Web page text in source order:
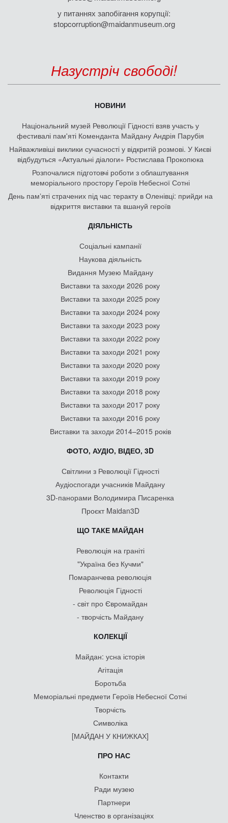
у питаннях запобігання корупції:
stopcorruption@maidanmuseum.org
Назустріч свободі!
НОВИНИ
Національний музей Революції Гідності взяв участь у
фестивалі пам'яті Коменданта Майдану Андрія Парубія
Найважливіші виклики сучасності у відкритій розмові. У Києві
відбудуться «Актуальні діалоги» Ростислава Прокопюка
Розпочалися підготовчі роботи з облаштування
меморіального простору Героїв Небесної Сотні
День памʼяті страчених під час теракту в Оленівці: прийди на
відкриття виставки та вшануй героїв
ДІЯЛЬНІСТЬ
Соціальні кампанії
Наукова діяльність
Видання Музею Майдану
Виставки та заходи 2026 року
Виставки та заходи 2025 року
Виставки та заходи 2024 року
Виставки та заходи 2023 року
Виставки та заходи 2022 року
Виставки та заходи 2021 року
Виставки та заходи 2020 року
Виставки та заходи 2019 року
Виставки та заходи 2018 року
Виставки та заходи 2017 року
Виставки та заходи 2016 року
Виставки та заходи 2014–2015 років
ФОТО, АУДІО, ВІДЕО, 3D
Світлини з Революції Гідності
Аудіоспогади учасників Майдану
3D-панорами Володимира Писаренка
Проєкт Maidan3D
ЩО ТАКЕ МАЙДАН
Революція на граніті
"Україна без Кучми"
Помаранчева революція
Революція Гідності
- світ про Євромайдан
- творчість Майдану
КОЛЕКЦІЇ
Майдан: усна історія
Агітація
Боротьба
Меморіальні предмети Героїв Небесної Сотні
Творчість
Символіка
[МАЙДАН У КНИЖКАХ]
ПРО НАС
Контакти
Ради музею
Партнери
Членство в організаціях